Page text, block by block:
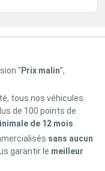
“Prix malin”,
tous nos véhicules
de 100 points de
de 12 mois
sans aucun
garantir le meilleur